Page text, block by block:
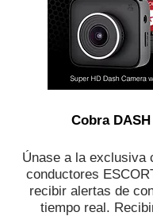
Cobra DASH
Únase a la exclusiva
conductores
recibir alertas de
tiempo real.